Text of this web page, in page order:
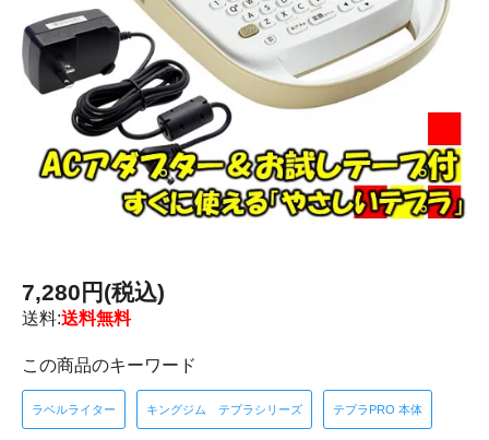
7,280円(税込)
送料:送料無料
この商品のキーワード
ラベルライター キングジム テプラシリーズ テプラPRO 本体